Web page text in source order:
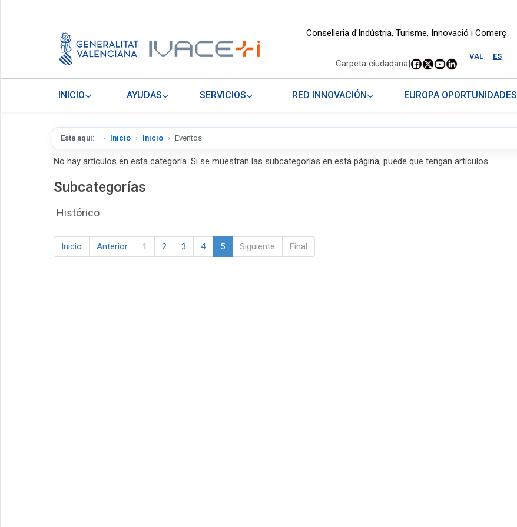
Conselleria d'Indústria, Turisme, Innovació i Comerç
VAL ES
.
Carpeta ciudadana|
INICIO AYUDAS SERVICIOS RED INNOVACIÓN EUROPA OPORTUNIDADES
Está aquí: Inicio Inicio Eventos
No hay artículos en esta categoría. Si se muestran las subcategorías en esta página, puede que tengan artículos.
Subcategorías
Histórico
Inicio Anterior 1 2 3 4 5 Siguiente Final